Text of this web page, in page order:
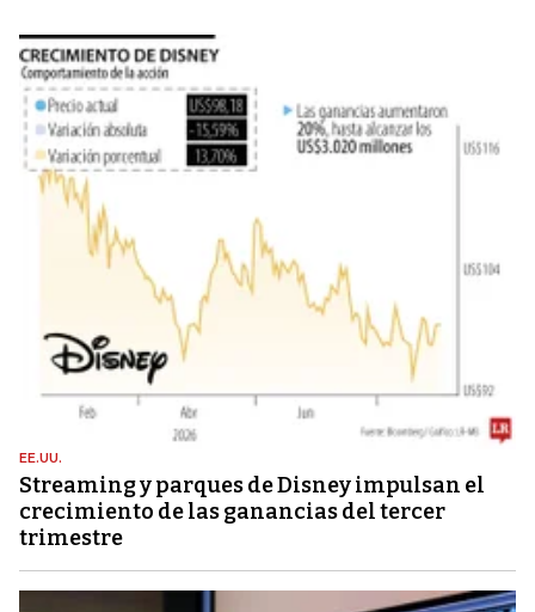
EE.UU.
Streaming y parques de Disney impulsan el
crecimiento de las ganancias del tercer
trimestre